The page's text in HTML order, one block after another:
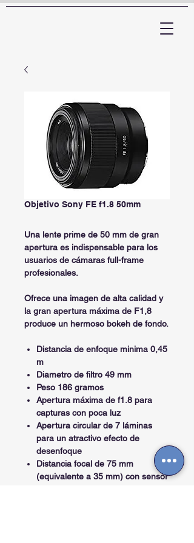
Objetivo Sony FE f1.8 50mm
Una lente prime de 50 mm de gran
apertura es indispensable para los
usuarios de cámaras full-frame
profesionales.
Ofrece una imagen de alta calidad y
la gran apertura máxima de F1,8
produce un hermoso bokeh de fondo.
Distancia de enfoque minima 0,45
m
Diametro de filtro 49 mm
Peso 186 gramos
Apertura máxima de f1.8 para
capturas con poca luz
Apertura circular de 7 láminas
para un atractivo efecto de
desenfoque
Distancia focal de 75 mm
(equivalente a 35 mm) con sensor